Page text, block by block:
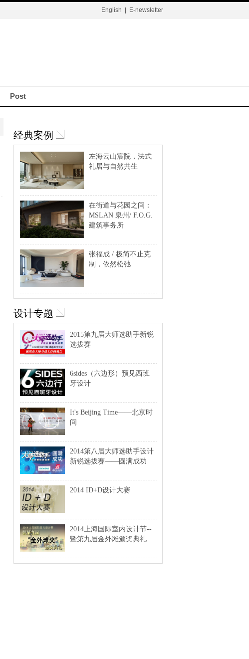
English E-newsletter
Post
经典案例
左海云山宸院，法式
礼居与自然共生
在街道与花园之间：
MSLAN 泉州/ F.O.G.
建筑事务所
张福成 / 极简不止克
制，依然松弛
设计专题
2015第九届大师选助手新锐
选拔赛
6sides（六边形）预见西班
牙设计
It's Beijing Time——北京时
间
2014第八届大师选助手设计
新锐选拔赛——圆满成功
2014 ID+D设计大赛
2014上海国际室内设计节--
暨第九届金外滩颁奖典礼